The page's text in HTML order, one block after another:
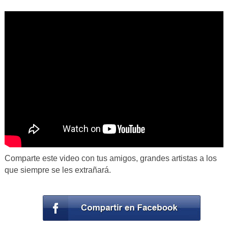
Comparte este video con tus amigos, grandes artistas a los
que siempre se les extrañará.